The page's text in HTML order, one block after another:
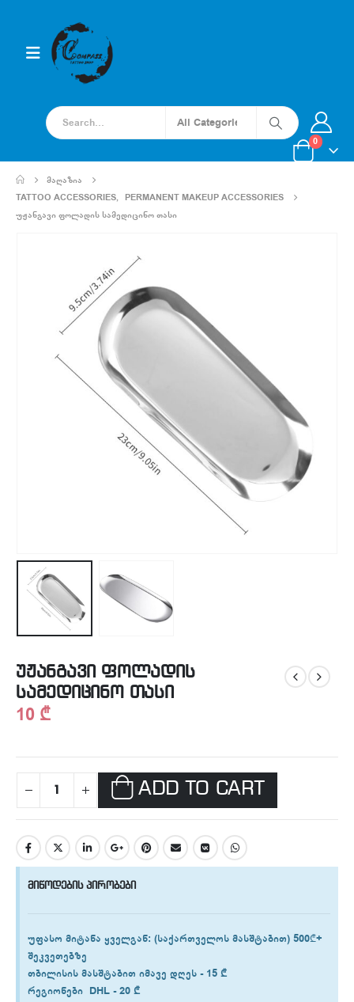
0
ᲛᲐᲦᲐᲖᲘᲐ
TATTOO ACCESSORIES, PERMANENT MAKEUP ACCESSORIES
ᲣᲟᲐᲜᲒᲐᲕᲘ ᲤᲝᲚᲐᲓᲘᲡ ᲡᲐᲛᲔᲓᲘᲪᲘᲜᲝ ᲗᲐᲡᲘ
უჟანგავი ფოლადის
სამედიცინო თასი
10 ₾
ADD TO CART
მიწოდების პირობები
უფასო მიტანა ყველგან: (საქართველოს მასშტაბით) 500₾+
შეკვეთებზე
თბილისის მასშტაბით იმავე დღეს -15 ₾
რეგიონები DHL -20 ₾